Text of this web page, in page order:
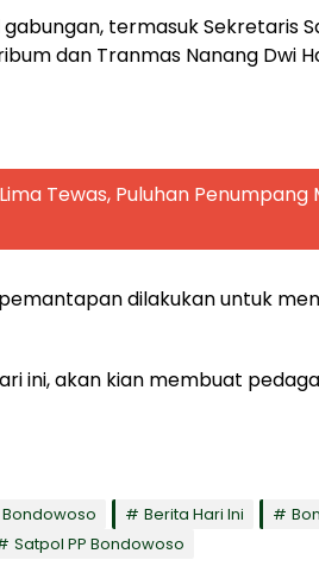
termasuk Sekretaris
dan Tranmas Nanang Dwi
Tewas, Puluhan Penumpang
dilakukan untuk
ini, akan kian membuat
Berita Hari Ini
Satpol PP Bondowoso